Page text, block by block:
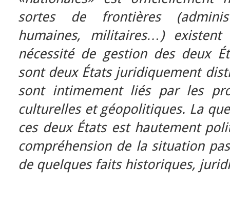
sortes de frontières
humaines, militaires…)
nécessité de gestion des deux
sont deux États juridiquement
sont intimement liés par les
culturelles et géopolitiques. La
ces deux États est hautement
compréhension de la situation
de quelques faits historiques,